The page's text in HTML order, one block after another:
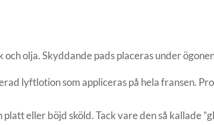
olja. Skyddande pads placeras under
lyftlotion som appliceras på hela fransen.
eller böjd sköld. Tack vare den så kallade